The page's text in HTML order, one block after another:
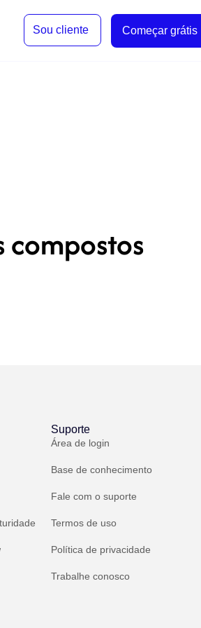
Sou cliente Começar grátis
compostos
Suporte
Área de login
Base de conhecimento
Fale com o suporte
Termos de uso
Política de privacidade
Trabalhe conosco